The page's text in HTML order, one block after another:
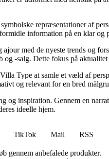
repræsentationer af
information på en klar
med de nyeste trends og
-salg. Dette fokus på
Type at samle et væld af
og relevant for en bred
og inspiration. Gennem en
ideelle hjem.
TikTok Mail
RSS
gennem anbefalede produkter.